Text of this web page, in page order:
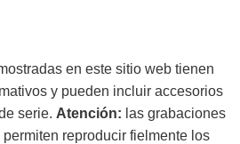
en este sitio web tienen
y pueden incluir accesorios
serie. Atención: las grabaciones
reproducir fielmente los